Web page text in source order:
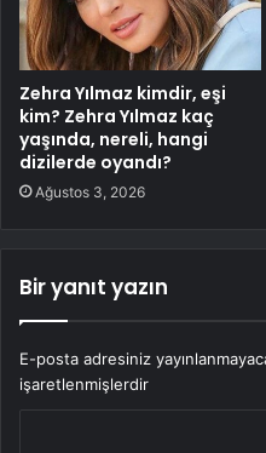
Zehra Yılmaz kimdir, eşi
kim? Zehra Yılmaz kaç
yaşında, nereli, hangi
dizilerde oyandı?
Ağustos 3, 2026
Bir yanıt yazın
E-posta adresiniz
işaretlenmişlerdir